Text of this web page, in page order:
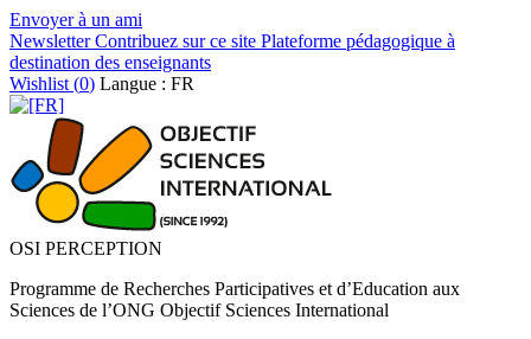
Envoyer à un ami
NewsletterContribuez sur ce site Plateforme pédagogique à
destination des enseignants
Wishlist (0) Langue : FR
OSI PERCEPTION
Programme de Recherches Participatives et d’Education aux
Sciences de l’ONG Objectif Sciences International